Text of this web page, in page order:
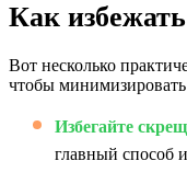
Как
Вот несколько
чтобы
Избегайте
главный способ